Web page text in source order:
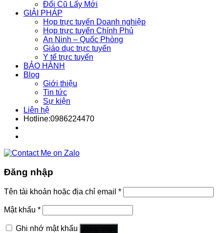
Đổi Cũ Lấy Mới
GIẢI PHÁP
Họp trực tuyến Doanh nghiệp
Họp trực tuyến Chính Phủ
An Ninh – Quốc Phòng
Giáo dục trực tuyến
Y tế trực tuyến
BẢO HÀNH
Blog
Giới thiệu
Tin tức
Sự kiện
Liên hệ
Hotline:0986224470
Đăng nhập
Tên tài khoản hoặc địa chỉ email *
Mật khẩu *
Ghi nhớ mật khẩu